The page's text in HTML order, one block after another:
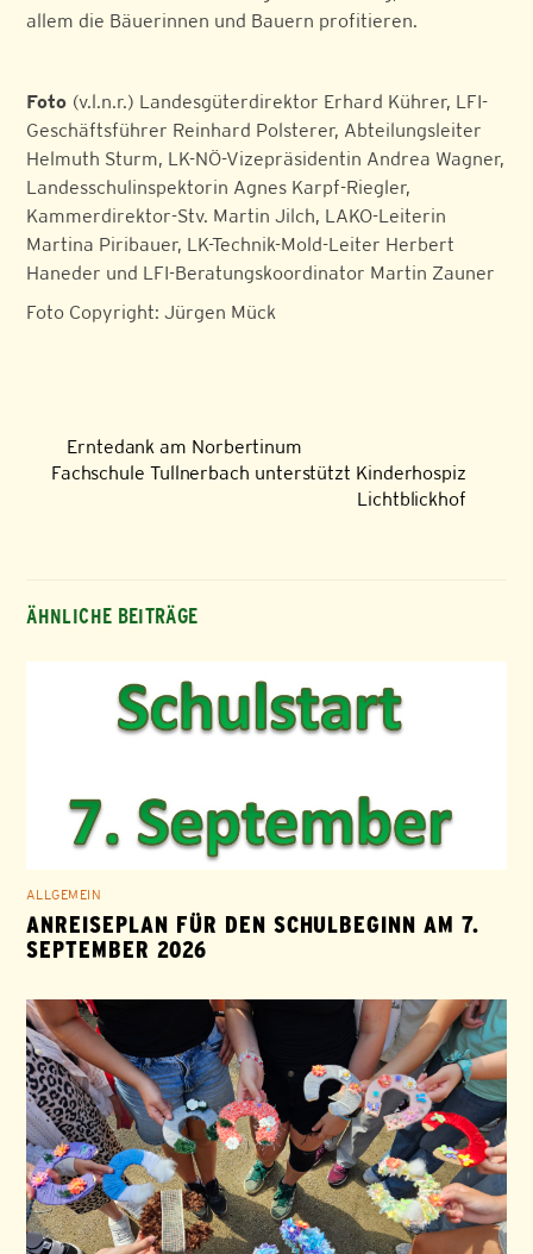
allem die Bäuerinnen und Bauern profitieren.
Foto (v.l.n.r.) Landesgüterdirektor Erhard Kührer, LFI-
Geschäftsführer Reinhard Polsterer, Abteilungsleiter
Helmuth Sturm, LK-NÖ-Vizepräsidentin Andrea Wagner,
Landesschulinspektorin Agnes Karpf-Riegler,
Kammerdirektor-Stv. Martin Jilch, LAKO-Leiterin
Martina Piribauer, LK-Technik-Mold-Leiter Herbert
Haneder und LFI-Beratungskoordinator Martin Zauner
Foto Copyright: Jürgen Mück
Erntedank am Norbertinum
Fachschule Tullnerbach unterstützt Kinderhospiz
Lichtblickhof
ÄHNLICHE BEITRÄGE
ALLGEMEIN
ANREISEPLAN FÜR DEN SCHULBEGINN AM 7.
SEPTEMBER 2026